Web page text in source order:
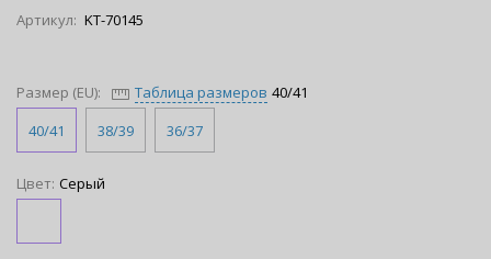
Артикул: KT-70145
Размер (EU): Таблица размеров 40/41
40/41
38/39 36/37
Цвет: Серый